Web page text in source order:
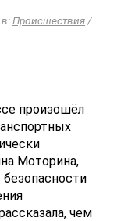
Происшествия/
произошёл
Моторина,
безопасности
чем